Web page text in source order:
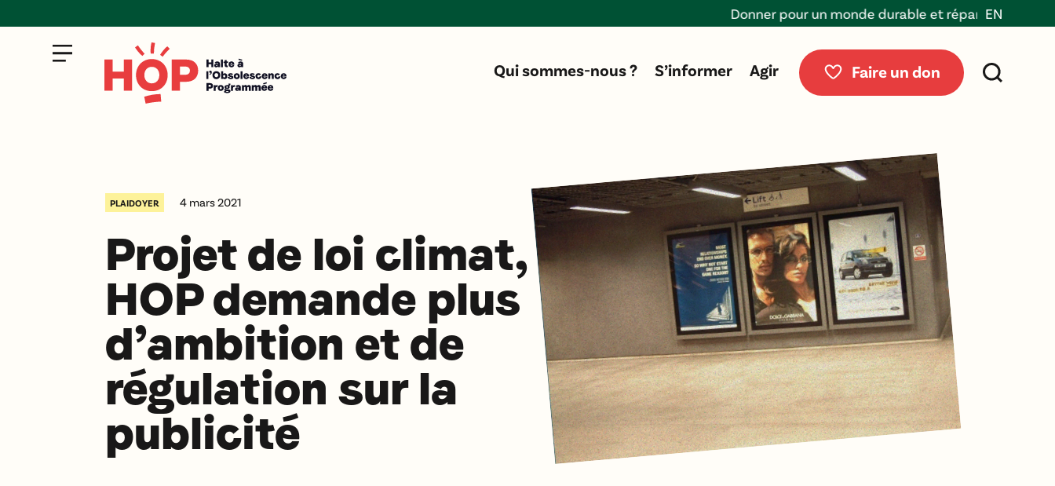
Donner pour un monde durable et réparable EN
Qui sommes-nous ? S’informer Agir Faire un don
PLAIDOYER 4 mars 2021
Projet de loi climat,
HOP demande plus
d’ambition et de
régulation sur la
publicité